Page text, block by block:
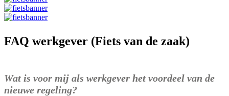
FAQ werkgever (Fiets van de zaak)
Wat is voor mij als werkgever het voordeel van de
nieuwe regeling?